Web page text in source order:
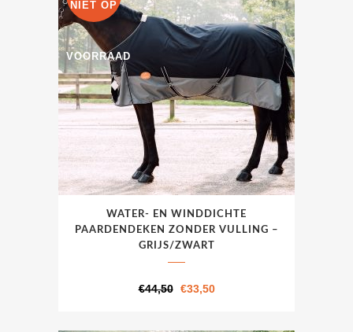
gekozen
worden
op
de
productpagina
NIET OP
VOORRAAD
product
WATER- EN WINDDICHTE
PAARDENDEKEN ZONDER VULLING –
GRIJS/ZWART
€44,50 Oorspronkelijke
was:
€33,50Huidige
is: